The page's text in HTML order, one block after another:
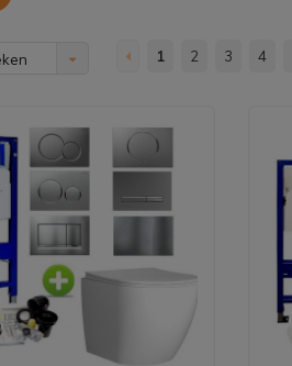
1 2 3 4